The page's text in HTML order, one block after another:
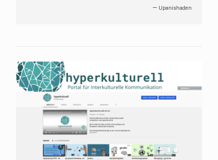
— Upanishaden